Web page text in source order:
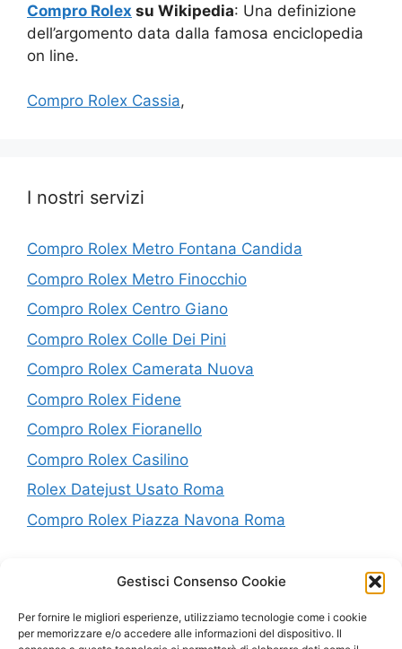
Gestisci Consenso Cookie
Per fornire le migliori esperienze, utilizziamo tecnologie come i cookie
per memorizzare e/o accedere alle informazioni del dispositivo. Il
Compro Rolex su Wikipedia: Una definizione
dell’argomento data dalla famosa enciclopedia
on line.
Compro Rolex Cassia,
I nostri servizi
Compro Rolex Metro Fontana Candida
Compro Rolex Metro Finocchio
Compro Rolex Centro Giano
Compro Rolex Colle Dei Pini
Compro Rolex Camerata Nuova
Compro Rolex Fidene
Compro Rolex Fioranello
Compro Rolex Casilino
Rolex Datejust Usato Roma
Compro Rolex Piazza Navona Roma
P.IVA: 10638441005
Mappa del Sito